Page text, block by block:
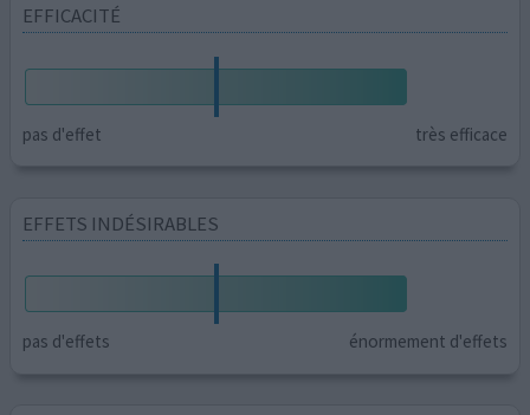
EFFICACITÉ
pas d'effet très efficace
EFFETS INDÉSIRABLES
pas d'effets énormement d'effets